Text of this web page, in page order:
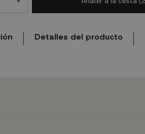
Detalles del producto